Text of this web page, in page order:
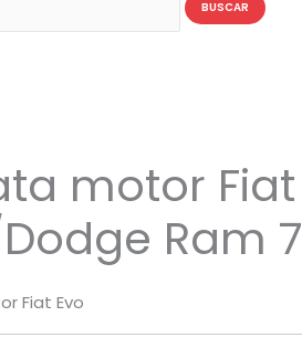
BUSCAR
motor Fiat
Ram
Fiat Evo